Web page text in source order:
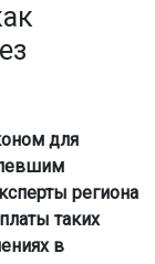
для
региона
таких
в